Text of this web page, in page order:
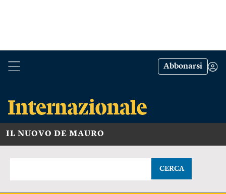
Abbonarsi
IL NUOVO DE MAURO
CERCA